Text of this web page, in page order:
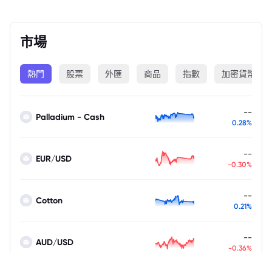
市場
熱門 股票 外匯 商品 指數 加密貨幣
Palladium - Cash --
0.28%
EUR/USD --
-0.30%
Cotton --
0.21%
AUD/USD --
-0.36%